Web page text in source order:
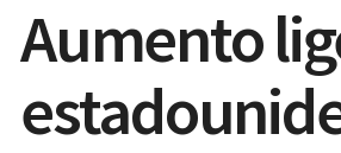
Aumento